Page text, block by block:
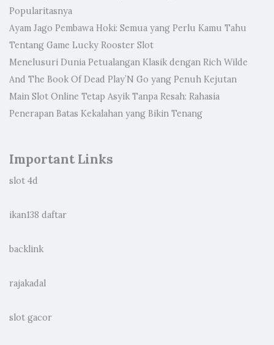
Popularitasnya
Ayam Jago Pembawa Hoki: Semua yang Perlu Kamu Tahu
Tentang Game Lucky Rooster Slot
Menelusuri Dunia Petualangan Klasik dengan Rich Wilde
And The Book Of Dead Play’N Go yang Penuh Kejutan
Main Slot Online Tetap Asyik Tanpa Resah: Rahasia
Penerapan Batas Kekalahan yang Bikin Tenang
Important Links
slot 4d
ikan138 daftar
backlink
rajakadal
slot gacor